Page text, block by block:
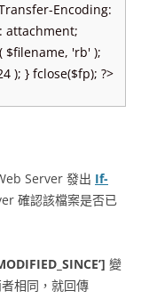
Encoding:
attachment;
$filename, 'rb' );
); } fclose($fp); ?>
Server 發出 If-
確認該檔案是否已
變
相同，就回傳